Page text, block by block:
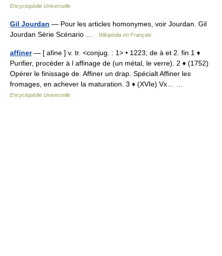
Encyclopédie Universelle
Gil Jourdan — Pour les articles homonymes, voir Jourdan. Gil
Jourdan Série Scénario …
Wikipédia en Français
affiner— [ afine ] v. tr. <conjug. : 1> • 1223; de à et 2. fin 1 ♦
Purifier, procéder à l affinage de (un métal, le verre). 2 ♦ (1752)
Opérer le finissage de. Affiner un drap. Spécialt Affiner les
fromages, en achever la maturation. 3 ♦ (XVIe) Vx… …
Encyclopédie Universelle